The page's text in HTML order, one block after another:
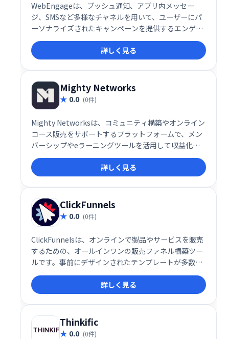
WebEngageは、プッシュ通知、アプリ内メッセー
ジ、SMSなど多様なチャネルを用いて、ユーザーにパ
ーソナライズされたキャンペーンを提供するエンゲー
ジメントプラットフォームです。コンテキストに応じ
たメッセージ配信で、ユーザーの関心を高め、高いエ
ンゲージメントを実現します。
詳しく見る
Mighty Networks
0.0 (0件)
Mighty Networksは、コミュニティ構築やオンライン
コース販売をサポートするプラットフォームで、メン
バーシップやeラーニングツールを活用して収益化が
可能です。
詳しく見る
ClickFunnels
0.0 (0件)
ClickFunnelsは、オンラインで製品やサービスを販売
するための、オールインワンの販売ファネル構築ツー
ルです。事前にデザインされたテンプレートが多数用
意されているため、初心者でも簡単に、効果的な販売
ファネルを作成できます。ビジネスの成長を加速さ
せ、オンラインでの販売を効率化したい企業に最適で
す。様々な機能が統合されており、マーケティングか
ら販売、配信までをシームレスに管理できます。
詳しく見る
Thinkific
0.0 (0件)